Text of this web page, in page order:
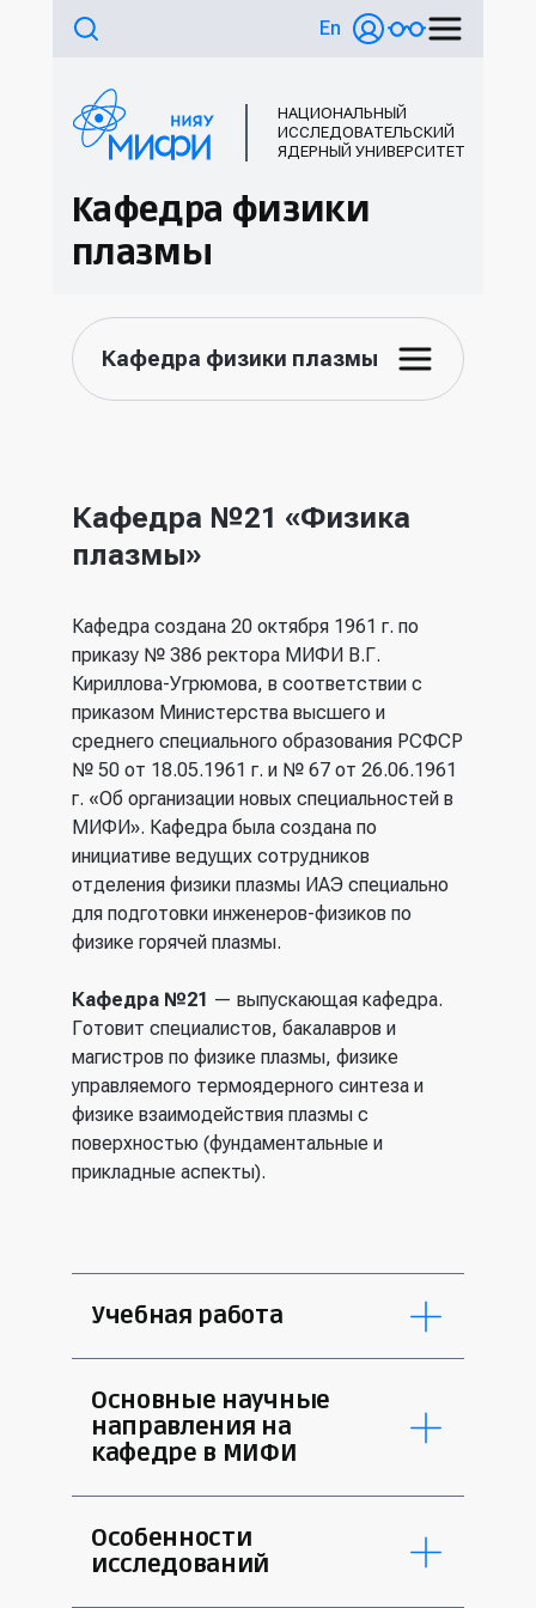
En
НАЦИОНАЛЬНЫЙ
ИССЛЕДОВАТЕЛЬСКИЙ
ЯДЕРНЫЙ УНИВЕРСИТЕТ
Кафедра физики
плазмы
Кафедра №21 «Физика
плазмы»
Кафедра создана 20 октября 1961 г. по
приказу № 386 ректора МИФИ В.Г.
Кириллова-Угрюмова, в соответствии с
приказом Министерства высшего и
среднего специального образования РСФСР
№ 50 от 18.05.1961 г. и № 67 от 26.06.1961
г. «Об организации новых специальностей в
МИФИ». Кафедра была создана по
инициативе ведущих сотрудников
отделения физики плазмы ИАЭ специально
для подготовки инженеров-физиков по
физике горячей плазмы.
Кафедра №21 — выпускающая кафедра.
Готовит специалистов, бакалавров и
магистров по физике плазмы, физике
управляемого термоядерного синтеза и
физике взаимодействия плазмы с
поверхностью (фундаментальные и
прикладные аспекты).
Учебная работа
работы в следующих областях:
горячей плазмы и управляемого
составе международной команды
ИТЭР);
инерциального термоядерного
Основные научные
направления на
кафедре в МИФИ
поверхностью конденсированных
сред (3 д.ф.м.н., 5 к.ф.м.н., 4
Особенности
исследований
Кафедра физики плазмы